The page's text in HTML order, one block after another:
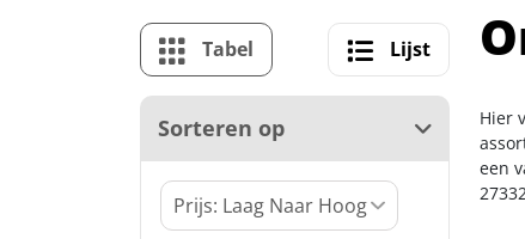
Tabel Lijst
Sorteren op
Hier
een